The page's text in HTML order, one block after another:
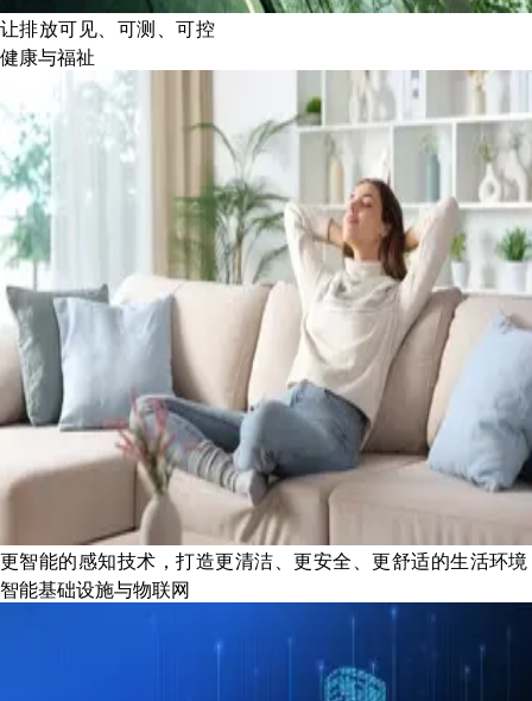
让排放可见、可测、可控
健康与福祉
更智能的感知技术，打造更清洁、更安全、更舒适的生活环境
智能基础设施与物联网